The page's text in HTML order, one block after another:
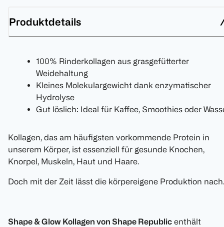
Produktdetails
100% Rinderkollagen aus grasgefütterter
Weidehaltung
Kleines Molekulargewicht dank enzymatischer
Hydrolyse
Gut löslich: Ideal für Kaffee, Smoothies oder
Kollagen, das am häufigsten vorkommende Protein in
unserem Körper, ist essenziell für gesunde Knochen,
Knorpel, Muskeln, Haut und Haare.
Doch mit der Zeit lässt die körpereigene Produktion nach.
Shape & Glow Kollagen von Shape Republic enthält